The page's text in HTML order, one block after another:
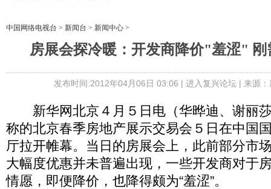
中国网络电视台 > 新闻台 > 新闻中心 >
房展会探冷暖：开发商降价"羞涩" 刚
发布时间:2012年04月06日 03:06 | 进入复兴论坛| 来源
新华网北京４月５日电（华晔迪、谢丽莎
称的北京春季房地产展示交易会５日在中国
厅拉开帷幕。当日的房展会上，此前部分市
大幅度优惠并未普遍出现，一些开发商对于
情愿，即便降价，也降得颇为“羞涩”。